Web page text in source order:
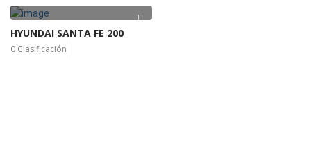
HYUNDAI SANTA FE 200
0 Clasificación